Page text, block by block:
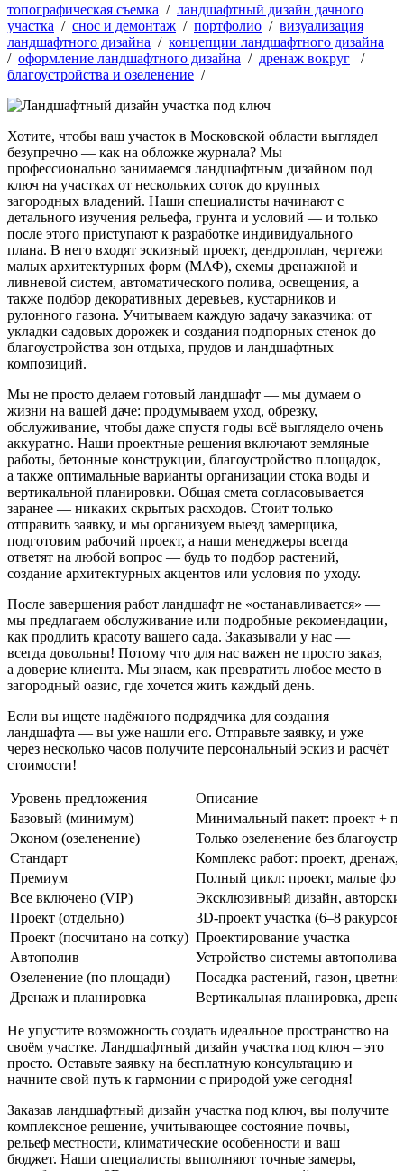
топографическая съемка / ландшафтный дизайн дачного
участка / снос и демонтаж / портфолио / визуализация
ландшафтного дизайна / концепции ландшафтного дизайна
/ оформление ландшафтного дизайна / дренаж вокруг /
благоустройства и озеленение /
Хотите, чтобы ваш участок в Московской области выглядел
безупречно — как на обложке журнала? Мы
профессионально занимаемся ландшафтным дизайном под
ключ на участках от нескольких соток до крупных
загородных владений. Наши специалисты начинают с
детального изучения рельефа, грунта и условий — и только
после этого приступают к разработке индивидуального
плана. В него входят эскизный проект, дендроплан, чертежи
малых архитектурных форм (МАФ), схемы дренажной и
ливневой систем, автоматического полива, освещения, а
также подбор декоративных деревьев, кустарников и
рулонного газона. Учитываем каждую задачу заказчика: от
укладки садовых дорожек и создания подпорных стенок до
благоустройства зон отдыха, прудов и ландшафтных
композиций.
Мы не просто делаем готовый ландшафт — мы думаем о
жизни на вашей даче: продумываем уход, обрезку,
обслуживание, чтобы даже спустя годы всё выглядело очень
аккуратно. Наши проектные решения включают земляные
работы, бетонные конструкции, благоустройство площадок,
а также оптимальные варианты организации стока воды и
вертикальной планировки. Общая смета согласовывается
заранее — никаких скрытых расходов. Стоит только
отправить заявку, и мы организуем выезд замерщика,
подготовим рабочий проект, а наши менеджеры всегда
ответят на любой вопрос — будь то подбор растений,
создание архитектурных акцентов или условия по уходу.
После завершения работ ландшафт не «останавливается» —
мы предлагаем обслуживание или подробные рекомендации,
как продлить красоту вашего сада. Заказывали у нас —
всегда довольны! Потому что для нас важен не просто заказ,
а доверие клиента. Мы знаем, как превратить любое место в
загородный оазис, где хочется жить каждый день.
Если вы ищете надёжного подрядчика для создания
ландшафта — вы уже нашли его. Отправьте заявку, и уже
через несколько часов получите персональный эскиз и расчёт
стоимости!
Уровень предложения
Описание
Базовый (минимум)
Минимальный пакет: проект +
Эконом (озеленение)
Только озеленение без
Стандарт
Комплекс работ: проект,
Премиум
Полный цикл: проект, малые
Все включено (VIP)
Эксклюзивный дизайн,
Проект (отдельно)
3D-проект участка (6–8 ракурсов)
Проект (посчитано на сотку) Проектирование участка
Автополив
Устройство системы автополива
Озеленение (по площади)
Посадка растений, газон,
Дренаж и планировка
Вертикальная планировка,
Не упустите возможность создать идеальное пространство на
своём участке. Ландшафтный дизайн участка под ключ – это
просто. Оставьте заявку на бесплатную консультацию и
начните свой путь к гармонии с природой уже сегодня!
Заказав ландшафтный дизайн участка под ключ, вы получите
комплексное решение, учитывающее состояние почвы,
рельеф местности, климатические особенности и ваш
бюджет. Наши специалисты выполняют точные замеры,